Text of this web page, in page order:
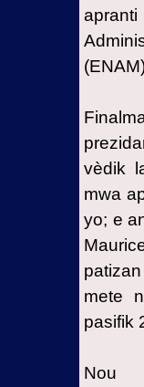
apranti
vèdik
mwa
yo; e
mete
pasifik
Nou